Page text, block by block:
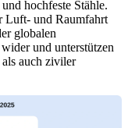
hochfeste Stähle.
Luft- und Raumfahrt
globalen
und unterstützen
auch ziviler